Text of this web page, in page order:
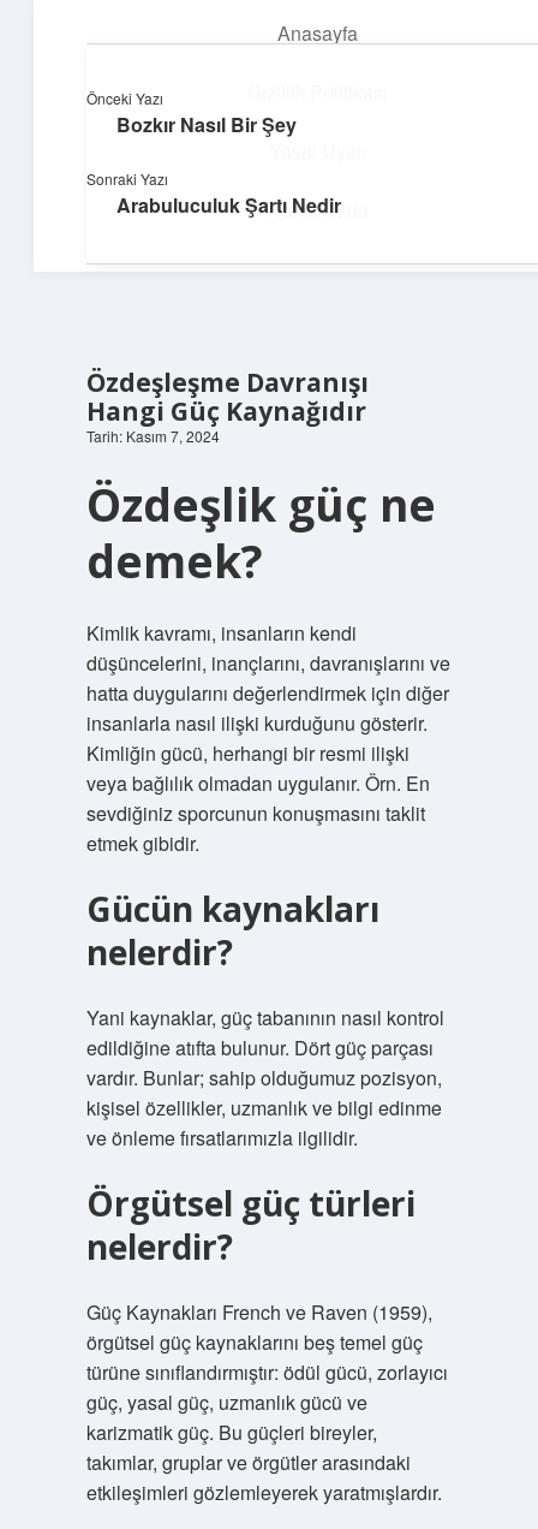
Anasayfa
Hakkımızda
Huzurlu Yaşam Tüyoları
Hayatına ferahlık katan öneriler!
Özdeşleşme Davranışı
Hangi Güç Kaynağıdır
Tarih: Kasım 7, 2024
Özdeşlik güç ne
demek?
Kimlik kavramı, insanların kendi
düşüncelerini, inançlarını, davranışlarını ve
hatta duygularını değerlendirmek için diğer
insanlarla nasıl ilişki kurduğunu gösterir.
Kimliğin gücü, herhangi bir resmi ilişki
veya bağlılık olmadan uygulanır. Örn. En
sevdiğiniz sporcunun konuşmasını taklit
etmek gibidir.
Gücün kaynakları
nelerdir?
Yani kaynaklar, güç tabanının nasıl kontrol
edildiğine atıfta bulunur. Dört güç parçası
vardır. Bunlar; sahip olduğumuz pozisyon,
kişisel özellikler, uzmanlık ve bilgi edinme
ve önleme fırsatlarımızla ilgilidir.
Örgütsel güç türleri
nelerdir?
Güç Kaynakları French ve Raven (1959),
örgütsel güç kaynaklarını beş temel güç
türüne sınıflandırmıştır: ödül gücü, zorlayıcı
güç, yasal güç, uzmanlık gücü ve
karizmatik güç. Bu güçleri bireyler,
takımlar, gruplar ve örgütler arasındaki
etkileşimleri gözlemleyerek yaratmışlardır.
Önceki Yazı
Bozkır Nasıl Bir Şey
Sonraki Yazı
Arabuluculuk Şartı Nedir